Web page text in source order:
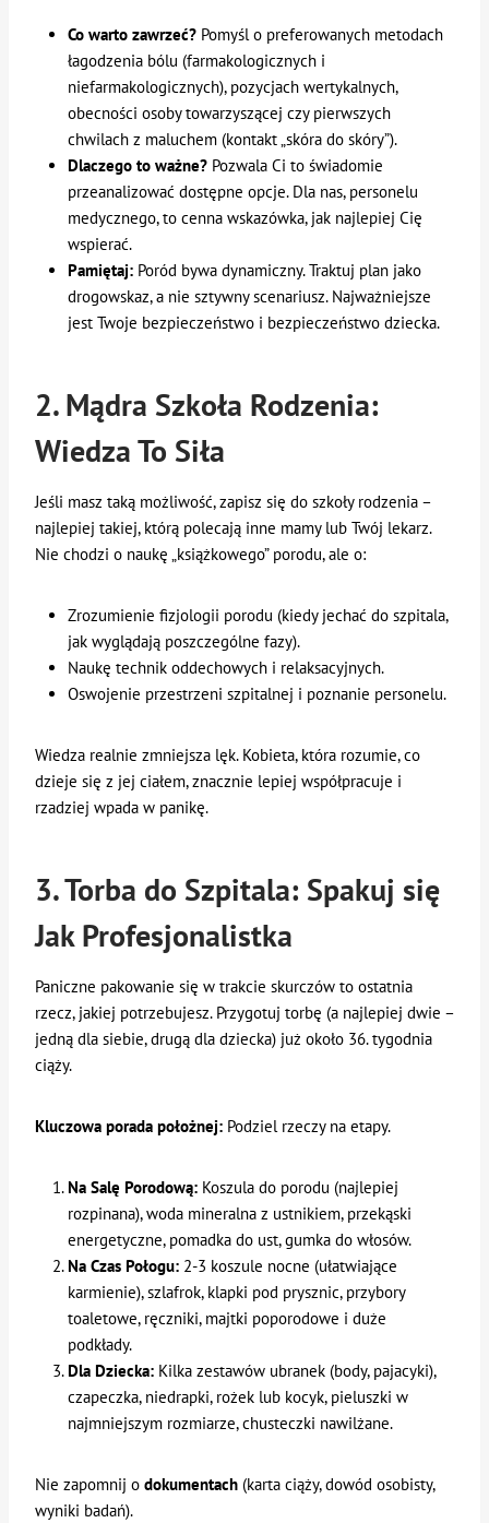
Co warto zawrzeć? Pomyśl o preferowanych metodach
łagodzenia bólu (farmakologicznych i
niefarmakologicznych), pozycjach wertykalnych,
obecności osoby towarzyszącej czy pierwszych
chwilach z maluchem (kontakt „skóra do skóry”).
Dlaczego to ważne? Pozwala Ci to świadomie
przeanalizować dostępne opcje. Dla nas, personelu
medycznego, to cenna wskazówka, jak najlepiej Cię
wspierać.
Pamiętaj: Poród bywa dynamiczny. Traktuj plan jako
drogowskaz, a nie sztywny scenariusz. Najważniejsze
jest Twoje bezpieczeństwo i bezpieczeństwo dziecka.
2. Mądra Szkoła Rodzenia:
Wiedza To Siła
Jeśli masz taką możliwość, zapisz się do szkoły rodzenia –
najlepiej takiej, którą polecają inne mamy lub Twój lekarz.
Nie chodzi o naukę „książkowego” porodu, ale o:
Zrozumienie fizjologii porodu (kiedy jechać do szpitala,
jak wyglądają poszczególne fazy).
Naukę technik oddechowych i relaksacyjnych.
Oswojenie przestrzeni szpitalnej i poznanie personelu.
Wiedza realnie zmniejsza lęk. Kobieta, która rozumie, co
dzieje się z jej ciałem, znacznie lepiej współpracuje i
rzadziej wpada w panikę.
3. Torba do Szpitala: Spakuj się
Jak Profesjonalistka
Paniczne pakowanie się w trakcie skurczów to ostatnia
rzecz, jakiej potrzebujesz. Przygotuj torbę (a najlepiej dwie –
jedną dla siebie, drugą dla dziecka) już około 36. tygodnia
ciąży.
Kluczowa porada położnej: Podziel rzeczy na etapy.
Na Salę Porodową: Koszula do porodu (najlepiej
rozpinana), woda mineralna z ustnikiem, przekąski
energetyczne, pomadka do ust, gumka do włosów.
Na Czas Połogu: 2-3 koszule nocne (ułatwiające
karmienie), szlafrok, klapki pod prysznic, przybory
toaletowe, ręczniki, majtki poporodowe i duże
podkłady.
Dla Dziecka: Kilka zestawów ubranek (body, pajacyki),
czapeczka, niedrapki, rożek lub kocyk, pieluszki w
najmniejszym rozmiarze, chusteczki nawilżane.
Nie zapomnij o dokumentach (karta ciąży, dowód osobisty,
wyniki badań).